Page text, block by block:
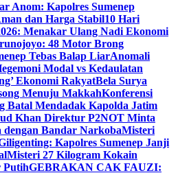
Anom: Kapolres Sumenep
dan Harga Stabil10 Hari
Menakar Ulang Nadi Ekonomi
48 Motor Brong
Tebas Balap LiarAnomali
Modal vs Kedaulatan
Ekonomi RakyatBela Surya
Menuju MakkahKonferensi
Batal Mendadak Kapolda Jatim
Khan Direktur P2NOT Minta
Bandar NarkobaMisteri
Kapolres Sumenep Janji
Misteri 27 Kilogram Kokain
PutihGEBRAKAN CAK FAUZI: